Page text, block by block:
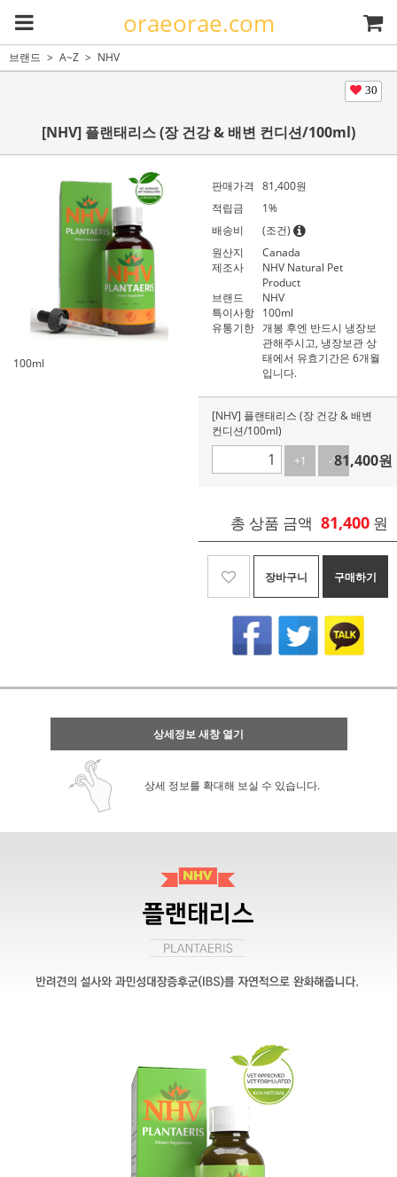
oraeorae.com
브랜드 A~Z NHV
30
[NHV] 플랜태리스 (장 건강 & 배변 컨디션/100ml)
100ml
판매가격 81,400원
적립금
1%
배송비
(조건)
원산지
Canada
제조사
NHV Natural Pet
Product
브랜드
NHV
특이사항 100ml
유통기한 개봉 후엔 반드시 냉장보
관해주시고, 냉장보관 상
태에서 유효기간은 6개월
입니다.
[NHV] 플랜태리스 (장 건강 & 배변
컨디션/100ml)
+1
-181,400원
총 상품 금액 81,400 원
장바구니 구매하기
상세정보 새창 열기
상세 정보를 확대해 보실 수 있습니다.